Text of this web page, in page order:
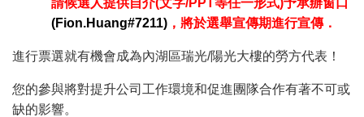
請候選人提供自介(文字/PPT等任一形式)予承辦窗口
(Fion.Huang#7211)，將於選舉宣傳期進行宣傳．
進行票選就有機會成為內湖區瑞光/陽光大樓的勞方代表！
您的參與將對提升公司工作環境和促進團隊合作有著不可或
缺的影響。